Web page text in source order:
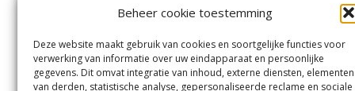
Beheer cookie toestemming
Deze website maakt gebruik van cookies en soortgelijke functies voor
verwerking van informatie over uw eindapparaat en persoonlijke
gegevens. Dit omvat integratie van inhoud, externe diensten, elementen
van derden, statistische analyse, gepersonaliseerde reclame en sociale
Vrouwenakker,Waverveen
UithoornenDe Kwakel.